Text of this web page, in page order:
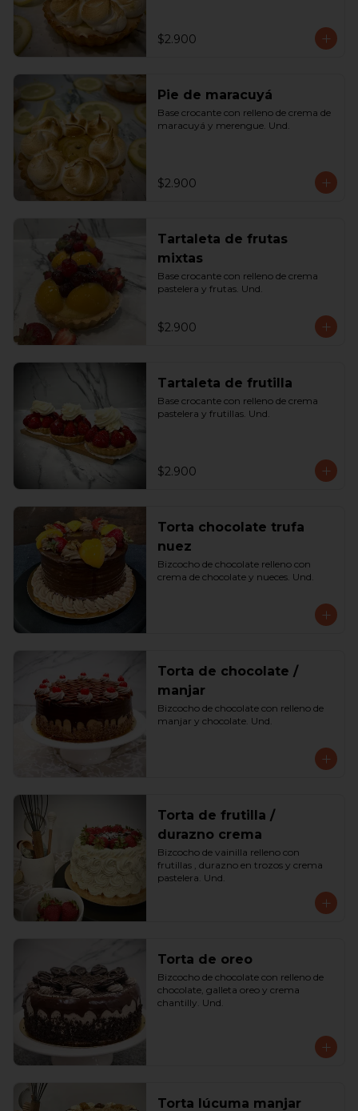
$2.900
Pie de maracuyá
Base crocante con relleno de crema de
maracuyá y merengue. Und.
$2.900
Tartaleta de frutas
mixtas
Base crocante con relleno de crema
pastelera y frutas. Und.
$2.900
Tartaleta de frutilla
Base crocante con relleno de crema
pastelera y frutillas. Und.
$2.900
Torta chocolate trufa
nuez
Bizcocho de chocolate relleno con
crema de chocolate y nueces. Und.
Torta de chocolate /
manjar
Bizcocho de chocolate con relleno de
manjar y chocolate. Und.
Torta de frutilla /
durazno crema
Bizcocho de vainilla relleno con
frutillas , durazno en trozos y crema
pastelera. Und.
Torta de oreo
Bizcocho de chocolate con relleno de
chocolate, galleta oreo y crema
chantilly. Und.
Torta lúcuma manjar